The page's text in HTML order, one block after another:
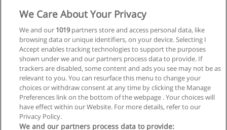
Curso de Zen Shiatsu
AQUIETANDO Centro de Terapias Integrales para el Cuerpo, la
Mente y el Alma
Solicita información
We Care About Your Privacy
We and our 1019partners store and access personal data, like
browsing data or unique identifiers, on your device. Selecting I
Accept enables tracking technologies to support the purposes
shown under we and our partners process data to provide. If
trackers are disabled, some content and ads you see may not be as
relevant to you. You can resurface this menu to change your
choices or withdraw consent at any time by clicking the Manage
Preferences link on the bottom of the webpage . Your choices will
have effect within our Website. For more details, refer to our
Privacy Policy.
We and our partners process data to provide: